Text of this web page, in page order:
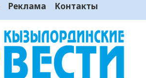
Реклама Контакты